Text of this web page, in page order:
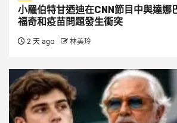
小羅伯特甘迺迪在CNN節目中與達娜
福奇和疫苗問題發生衝突
2 天 ago 林美玲